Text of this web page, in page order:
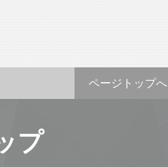
ページトップへ
プ